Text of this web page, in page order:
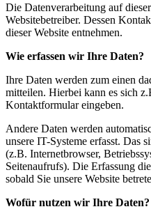
Die Datenverarbeitung auf
Websitebetreiber. Dessen
dieser Website entnehmen.
Wie erfassen wir Ihre Daten?
Ihre Daten werden zum einen
mitteilen. Hierbei kann es sich
Kontaktformular eingeben.
Andere Daten werden
unsere IT-Systeme erfasst. Das
(z.B. Internetbrowser,
Seitenaufrufs). Die Erfassung
sobald Sie unsere Website
Wofür nutzen wir Ihre Daten?